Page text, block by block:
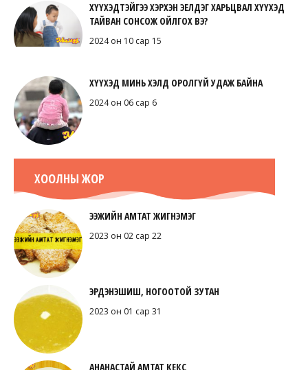
ХҮҮХЭДТЭЙГЭЭ ХЭРХЭН ЭЕЛДЭГ ХАРЬЦВАЛ ХҮҮХЭД
ТАЙВАН СОНСОЖ ОЙЛГОХ ВЭ?
2024 он 10 сар 15
ХҮҮХЭД МИНЬ ХЭЛД ОРОЛГҮЙ УДАЖ БАЙНА
2024 он 06 сар 6
ХООЛНЫ ЖОР
ЭЭЖИЙН АМТАТ ЖИГНЭМЭГ
2023 он 02 сар 22
ЭРДЭНЭШИШ, НОГООТОЙ ЗУТАН
2023 он 01 сар 31
АНАНАСТАЙ АМТАТ КЕКС